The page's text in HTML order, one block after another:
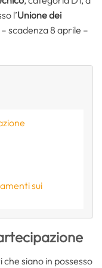
l’Unione dei
scadenza 8 aprile –
sui
siano in possesso